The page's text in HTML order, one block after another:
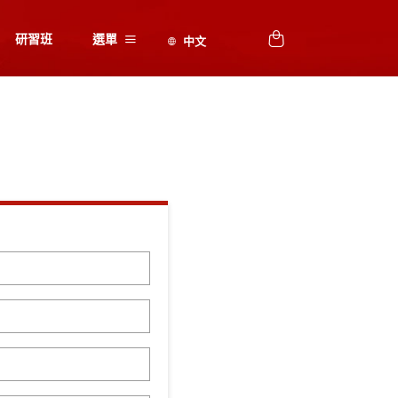
研習班 選單